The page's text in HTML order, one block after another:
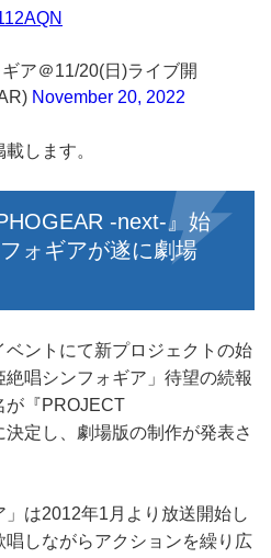
ア＠11/20(日)ライブ開
November 20, 2022
します。
-next-』始
ォギアが遂に劇場
ントにて新プロジェクトの始
唱シンフォギア」待望の続報
が『PROJECT
定し、劇場版の制作が発表さ
は2012年1月より放送開始し
しながらアクションを繰り広